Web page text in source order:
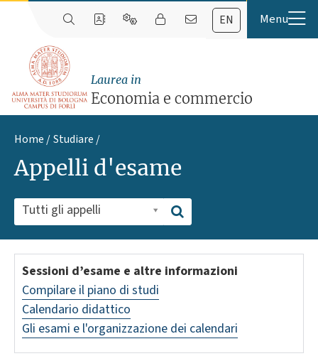
EN
Laurea in
Economia e commercio
Home Studiare
Appelli d'esame
Tutti gli appelli
Sessioni d’esame e altre informazioni
Compilare il piano di studi
Calendario didattico
Gli esami e l'organizzazione dei calendari